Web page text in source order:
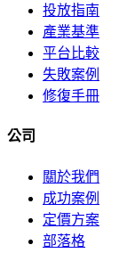
投放指南
產業基準
平台比較
失敗案例
修復手冊
公司
關於我們
成功案例
定價方案
部落格